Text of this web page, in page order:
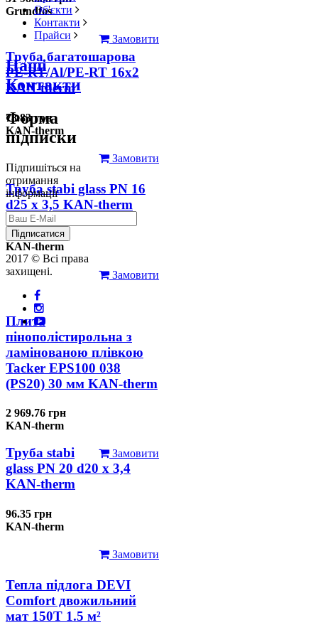
Grundfos
Замовити
Труба багатошарова
PE-RT/Al/PE-RT 16x2
KAN-therm
78.83 грн
KAN-therm
Замовити
Труба stabi glass PN 16
d25 х 3,5 KAN-therm
126.31 грн
KAN-therm
Замовити
Плита
пінополістирольна з
ламінованою плівкою
Tacker EPS100 038
(PS20) 30 мм KAN-therm
2 969.76 грн
KAN-therm
Замовити
Труба stabi
glass PN 20 d20 х 3,4
KAN-therm
96.35 грн
KAN-therm
Замовити
Тепла підлога DEVI
Comfort двожильний
мат 150T 1.5 м²
Об'єкти
Контакти
Прайси
Наші
Контакти
Форма
підписки
Підпишіться на
отримання
інформації
Підписатися
2017 © Всі права
захищені.